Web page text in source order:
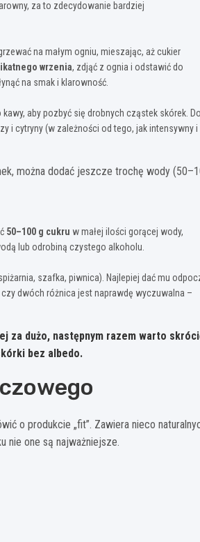
za to zdecydowanie bardziej
na małym ogniu, mieszając, aż cukier
wrzenia, zdjąć z ognia i odstawić do
na smak i klarowność.
aby pozbyć się drobnych cząstek skórek. Do
i cytryny (w zależności od tego, jak intensywny i
można dodać jeszcze trochę wody
50–100 g cukru w małej ilości gorącej wody,
lub odrobiną czystego alkoholu.
szafka, piwnica). Najlepiej dać mu
dwóch różnica jest naprawdę wyczuwalna –
za dużo, następnym razem warto
bez albedo.
o produkcie „fit”. Zawiera nieco
nie one są najważniejsze.